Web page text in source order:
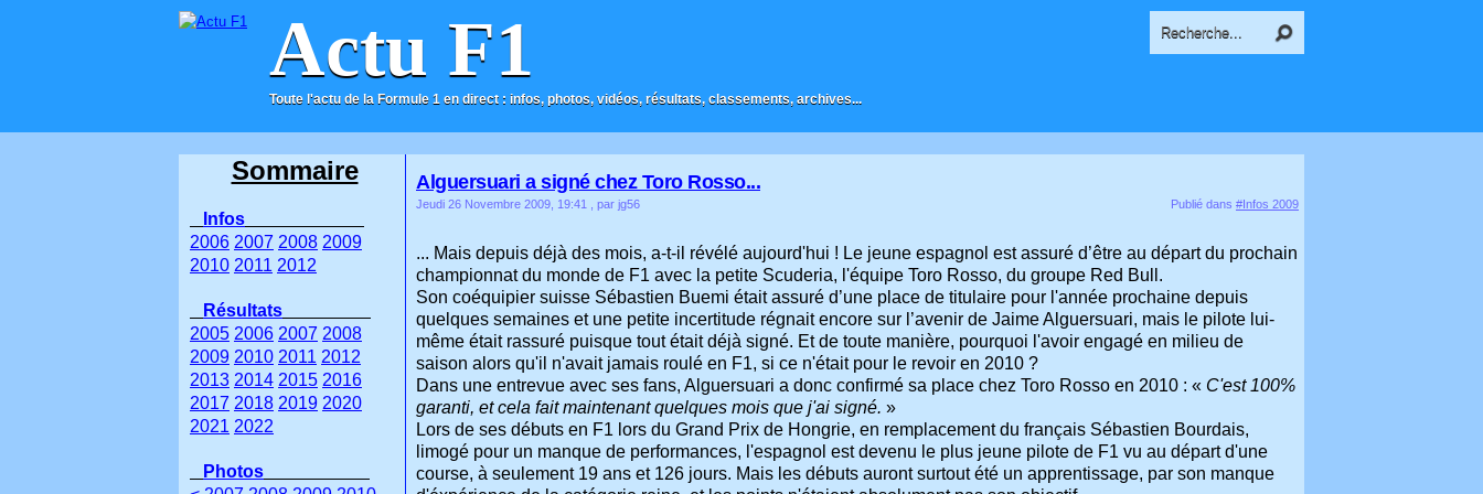
Actu F1
Toute l'actu de la Formule 1 en direct : infos, photos, vidéos, résultats, classements, archives...
ACCUEIL CONTACT
Alguersuari a signé chez Toro Rosso...
Jeudi 26 Novembre 2009, 19:41 , par jg56 Publié dans #Infos 2009
... Mais depuis déjà des mois, a-t-il révélé aujourd'hui ! Le jeune espagnol est assuré d’être au départ du prochain
championnat du monde de F1 avec la petite Scuderia, l'équipe Toro Rosso, du groupe Red Bull.
Son coéquipier suisse Sébastien Buemi était assuré d’une place de titulaire pour l'année prochaine depuis
quelques semaines et une petite incertitude régnait encore sur l’avenir de Jaime Alguersuari, mais le pilote lui-
même était rassuré puisque tout était déjà signé. Et de toute manière, pourquoi l'avoir engagé en milieu de
saison alors qu'il n'avait jamais roulé en F1, si ce n'était pour le revoir en 2010 ?
Dans une entrevue avec ses fans, Alguersuari a donc confirmé sa place chez Toro Rosso en 2010 : « C'est 100%
garanti, et cela fait maintenant quelques mois que j'ai signé. »
Lors de ses débuts en F1 lors du Grand Prix de Hongrie, en remplacement du français Sébastien Bourdais,
limogé pour un manque de performances, l'espagnol est devenu le plus jeune pilote de F1 vu au départ d'une
course, à seulement 19 ans et 126 jours. Mais les débuts auront surtout été un apprentissage, par son manque
Sommaire
Infos
2006 2007 2008 2009
2010 2011 2012
Résultats
2005 2006 2007 2008
2009 2010 2011 2012
2013 2014 2015 2016
2017 2018 2019 2020
2021 2022
Photos